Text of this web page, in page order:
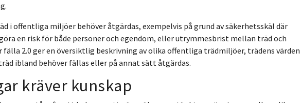
i offentliga miljöer behöver åtgärdas, exempelvis på grund av säkerhetsskäl där
en risk för både personer och egendom, eller utrymmesbrist mellan träd och
fälla 2.0 ger en översiktlig beskrivning av olika offentliga trädmiljöer, trädens värden
ibland behöver fällas eller på annat sätt åtgärdas.
kräver kunskap